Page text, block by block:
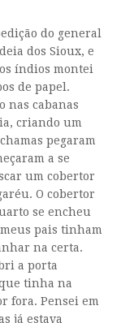
do general
dos Sioux, e
índios montei
de papel.
nas cabanas
criando um
pegaram
a se
um cobertor
O cobertor
se encheu
pais tinham
na certa.
a porta
tinha na
fora. Pensei em
já estava